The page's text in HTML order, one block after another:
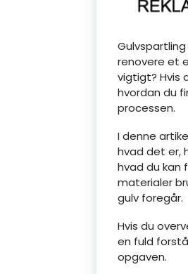
renovere et
vigtigt? Hvis
hvordan du
processen.
I denne
hvad det er,
hvad du kan
materialer
gulv foregår.
Hvis du
en fuld
opgaven.